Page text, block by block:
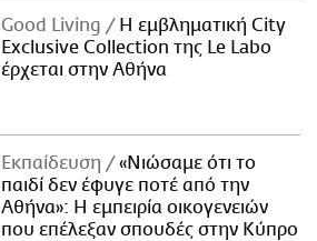
Good Living
Η εμβληματική City
Exclusive Collection της Le Labo
έρχεται στην Αθήνα
Εκπαίδευση
«Νιώσαμε ότι το
παιδί δεν έφυγε ποτέ από την
Αθήνα»: Η εμπειρία οικογενειών
που επέλεξαν σπουδές στην Κύπρο